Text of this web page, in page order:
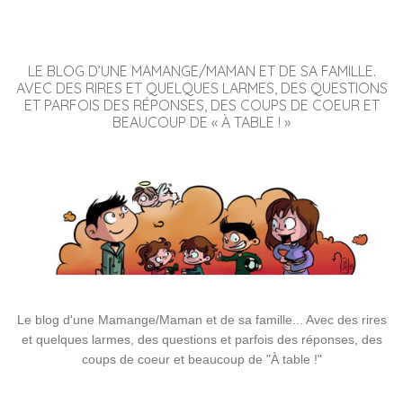
LE BLOG D’UNE MAMANGE/MAMAN ET DE SA FAMILLE.
AVEC DES RIRES ET QUELQUES LARMES, DES QUESTIONS
ET PARFOIS DES RÉPONSES, DES COUPS DE COEUR ET
BEAUCOUP DE « À TABLE ! »
Le blog d'une Mamange/Maman et de sa famille... Avec des rires
et quelques larmes, des questions et parfois des réponses, des
coups de coeur et beaucoup de "À table !"